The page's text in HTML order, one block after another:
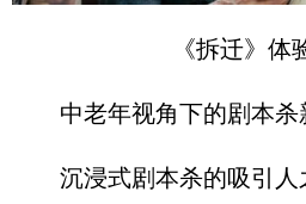
《拆迁》体
中老年视角下的剧本杀
沉浸式剧本杀的吸引人